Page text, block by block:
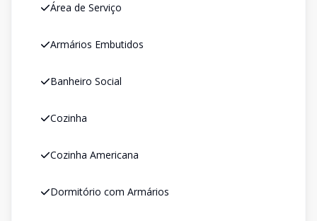
Área de Serviço
Armários Embutidos
Banheiro Social
Cozinha
Cozinha Americana
Dormitório com Armários